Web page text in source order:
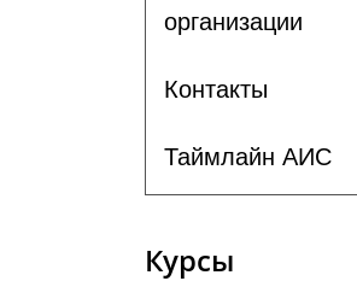
организации
Контакты
Таймлайн АИС
Курсы